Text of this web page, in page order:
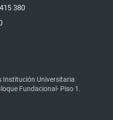
380
Institución Universitaria
Fundacional- Piso 1.